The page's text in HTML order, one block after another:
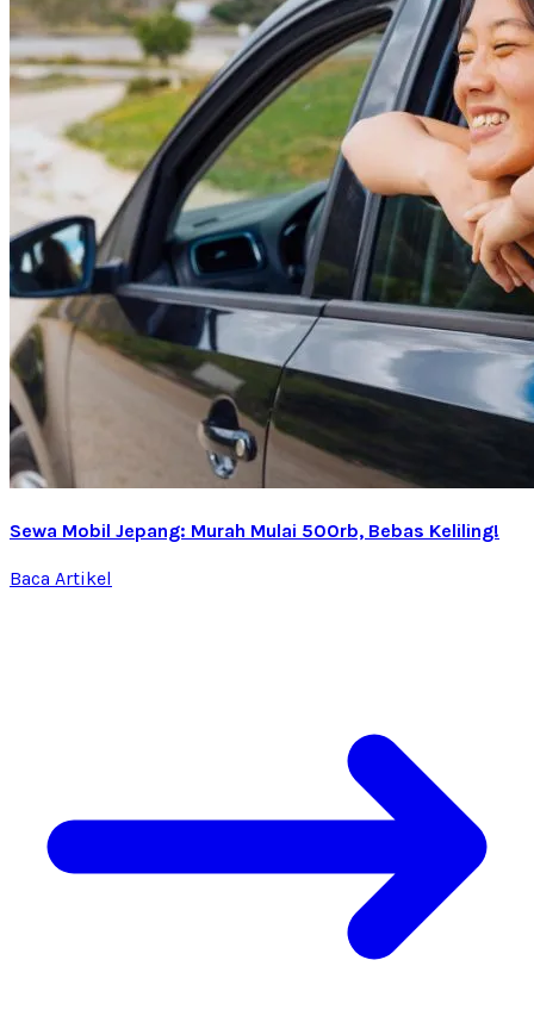
Sewa Mobil Jepang: Murah Mulai 500rb, Bebas Keliling!
Baca Artikel